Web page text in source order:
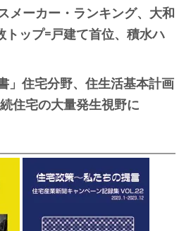
メーカー・ランキング、大和
ップ=戸建て首位、積水ハ
」住宅分野、住生活基本計画
住宅の大量発生視野に